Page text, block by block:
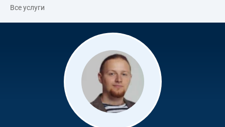
Все услуги